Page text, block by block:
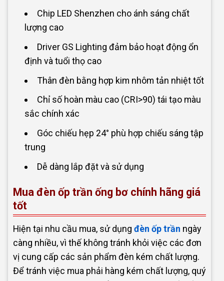
Chip LED Shenzhen cho ánh sáng chất
lượng cao
Driver GS Lighting đảm bảo hoạt động ổn
định và tuổi thọ cao
Thân đèn bằng hợp kim nhôm tản nhiệt tốt
Chỉ số hoàn màu cao (CRI>90) tái tạo màu
sắc chính xác
Góc chiếu hẹp 24° phù hợp chiếu sáng tập
trung
Dễ dàng lắp đặt và sử dụng
Mua đèn ốp trần ống bơ chính hãng giá
tốt
Hiện tại nhu cầu mua, sử dụng đèn ốp trần ngày
càng nhiều, vì thế không tránh khỏi việc các đơn
vị cung cấp các sản phẩm đèn kém chất lượng.
Để tránh việc mua phải hàng kém chất lượng, quý